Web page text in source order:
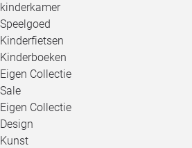
kinderkamer
Speelgoed
Kinderfietsen
Kinderboeken
Eigen Collectie
Sale
Eigen Collectie
Design
Kunst